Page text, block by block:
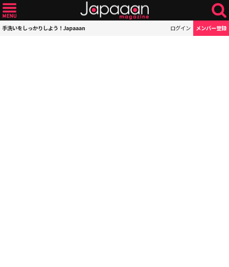
手洗いをしっかりしよう！Japaaan ログイン メンバー登録